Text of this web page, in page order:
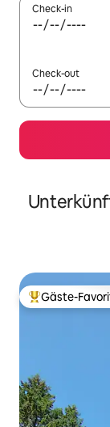
Check-in
Check-out
Beliebter
Gäste-